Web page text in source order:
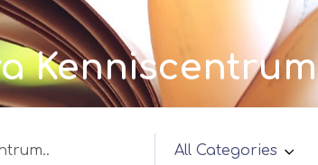
Kenniscentrum